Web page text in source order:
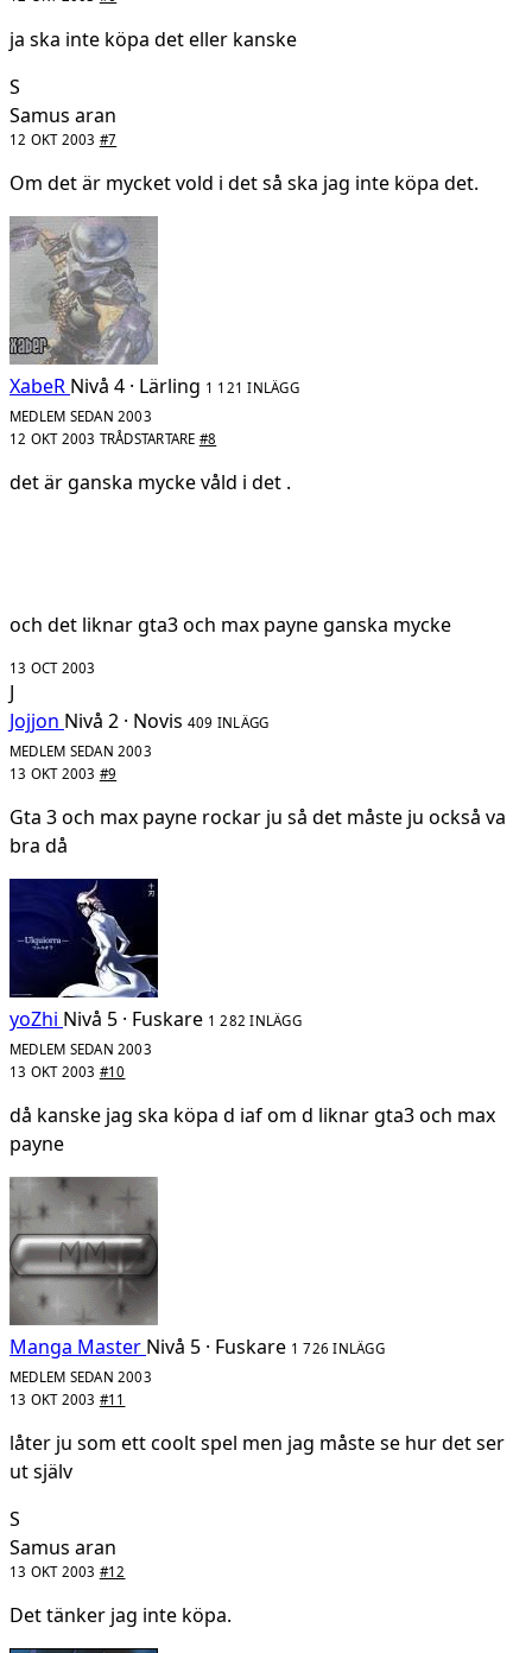
ja ska inte köpa det eller kanske
S
Samus aran
12 OKT 2003 #7
Om det är mycket vold i det så ska jag inte köpa det.
XabeR Nivå 4 · Lärling 1 121 INLÄGG
MEDLEM SEDAN 2003
12 OKT 2003 TRÅDSTARTARE #8
det är ganska mycke våld i det .
och det liknar gta3 och max payne ganska mycke
13 OCT 2003
J
Jojjon Nivå 2 · Novis 409 INLÄGG
MEDLEM SEDAN 2003
13 OKT 2003 #9
Gta 3 och max payne rockar ju så det måste ju också va
bra då
yoZhi Nivå 5 · Fuskare 1 282 INLÄGG
MEDLEM SEDAN 2003
13 OKT 2003 #10
då kanske jag ska köpa d iaf om d liknar gta3 och max
payne
Manga Master Nivå 5 · Fuskare 1 726 INLÄGG
MEDLEM SEDAN 2003
13 OKT 2003 #11
låter ju som ett coolt spel men jag måste se hur det ser
ut själv
S
Samus aran
13 OKT 2003 #12
Det tänker jag inte köpa.